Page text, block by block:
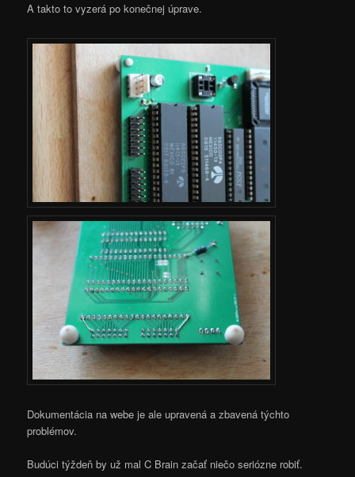
A takto to vyzerá po konečnej úprave.
Dokumentácia na webe je ale upravená a zbavená týchto
problémov.
Budúci týždeň by už mal C Brain začať niečo seriózne robiť.